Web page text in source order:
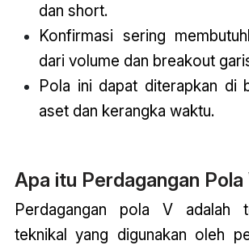
dan short.
Konfirmasi sering
dari volume dan breakout
Pola ini dapat diterapkan di
aset dan kerangka waktu.
Apa itu Perdagangan Pola
Perdagangan pola V adalah
teknikal yang digunakan oleh